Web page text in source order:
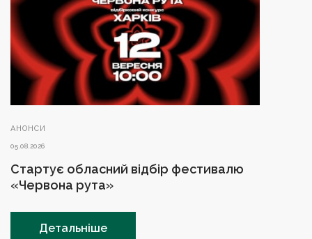
АНОНСИ
05.08.2026
Стартує обласний відбір фестивалю
«Червона рута»
Детальніше